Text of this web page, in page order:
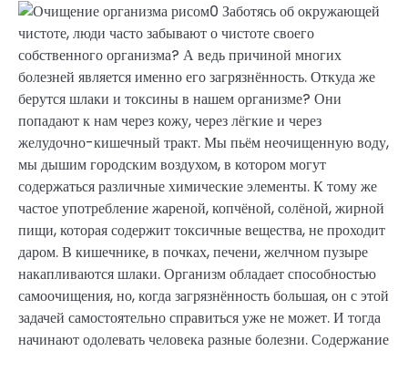
Заботясь об окружающей
чистоте, люди часто забывают о чистоте своего
собственного организма? А ведь причиной многих
болезней является именно его загрязнённость. Откуда же
берутся шлаки и токсины в нашем организме? Они
попадают к нам через кожу, через лёгкие и через
желудочно-кишечный тракт. Мы пьём неочищенную воду,
мы дышим городским воздухом, в котором могут
содержаться различные химические элементы. К тому же
частое употребление жареной, копчёной, солёной, жирной
пищи, которая содержит токсичные вещества, не проходит
даром. В кишечнике, в почках, печени, желчном пузыре
накапливаются шлаки. Организм обладает способностью
самоочищения, но, когда загрязнённость большая, он с этой
задачей самостоятельно справиться уже не может. И тогда
начинают одолевать человека разные болезни.Содержание